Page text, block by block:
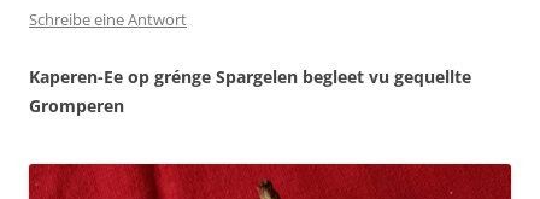
Schreibe eine Antwort
Kaperen-Ee op grénge Spargelen begleet vu gequellte
Gromperen